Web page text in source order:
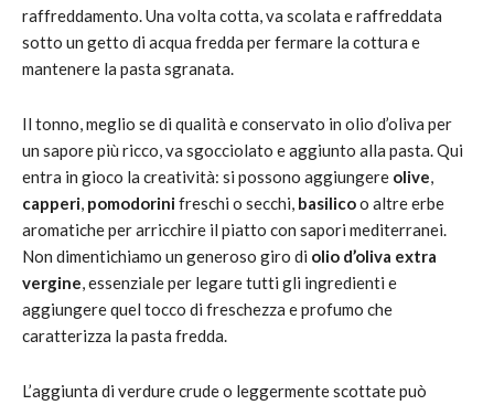
raffreddamento. Una volta cotta, va scolata e raffreddata
sotto un getto di acqua fredda per fermare la cottura e
mantenere la pasta sgranata.
Il tonno, meglio se di qualità e conservato in olio d’oliva per
un sapore più ricco, va sgocciolato e aggiunto alla pasta. Qui
entra in gioco la creatività: si possono aggiungere olive,
capperi, pomodorinifreschi o secchi, basilicoo altre erbe
aromatiche per arricchire il piatto con sapori mediterranei.
Non dimentichiamo un generoso giro di olio d’oliva extra
vergine, essenziale per legare tutti gli ingredienti e
aggiungere quel tocco di freschezza e profumo che
caratterizza la pasta fredda.
L’aggiunta di verdure crude o leggermente scottate può